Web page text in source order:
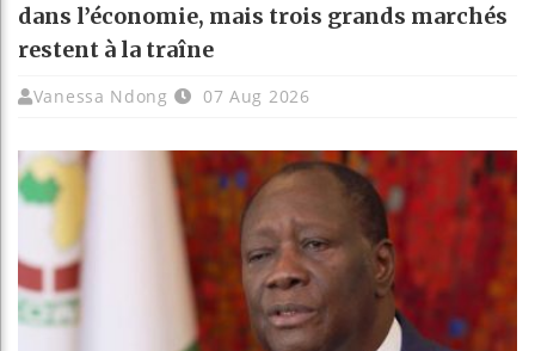
dans l’économie, mais trois grands marchés
restent à la traîne
Vanessa Ndong 07 Aug 2026